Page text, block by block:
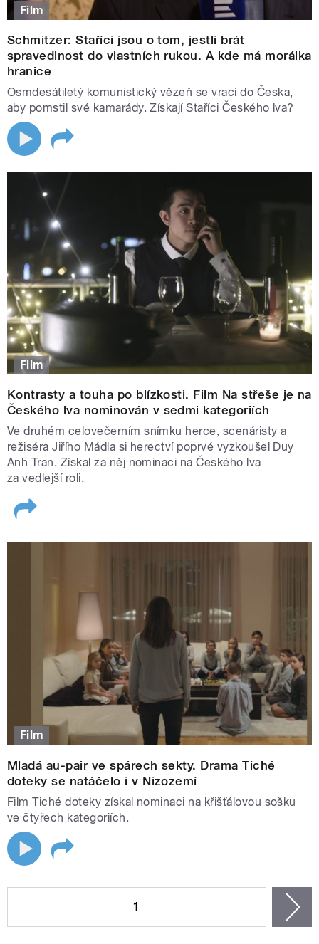
Film
Schmitzer: Staříci jsou o tom, jestli brát
spravedlnost do vlastních rukou. A kde má morálka
hranice
Osmdesátiletý komunistický vězeň se vrací do Česka,
aby pomstil své kamarády. Získají Staříci Českého lva?
Film
Kontrasty a touha po blízkosti. Film Na střeše je na
Českého lva nominován v sedmi kategoriích
Ve druhém celovečerním snímku herce, scenáristy a
režiséra Jiřího Mádla si herectví poprvé vyzkoušel Duy
Anh Tran. Získal za něj nominaci na Českého lva
za vedlejší roli.
Film
Mladá au-pair ve spárech sekty. Drama Tiché
doteky se natáčelo i v Nizozemí
Film Tiché doteky získal nominaci na křišťálovou sošku
ve čtyřech kategoriích.
1